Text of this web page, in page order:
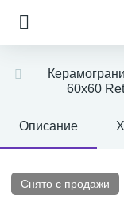
60x60
Описание
Снято с продажи